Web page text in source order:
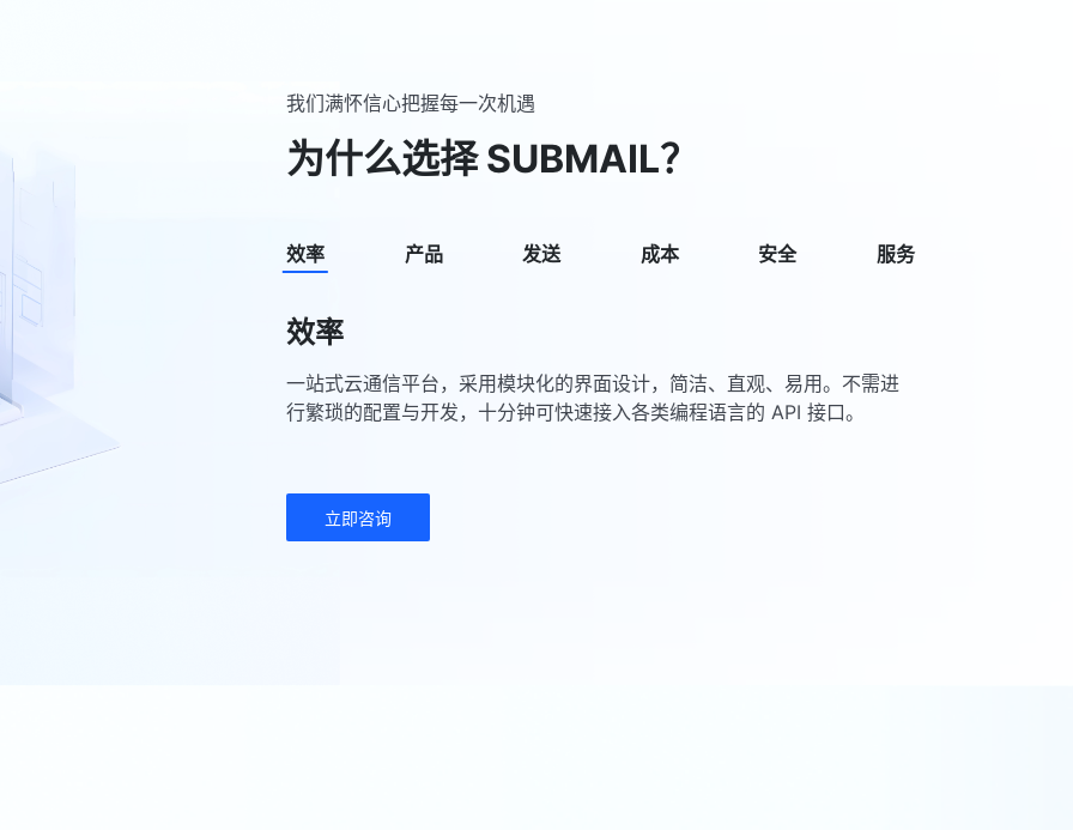
我们满怀信心把握每一次机遇
为什么选择 SUBMAIL？
效率 产品 发送 成本 安全 服务
效率
一站式云通信平台，采用模块化的界面设计，简洁、直观、易用。不需进
行繁琐的配置与开发，十分钟可快速接入各类编程语言的 API 接口。
立即咨询